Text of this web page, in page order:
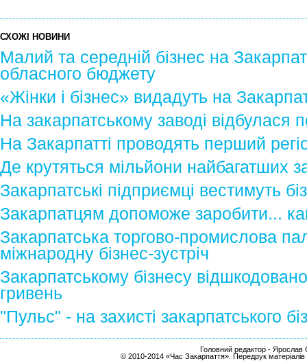
СХОЖІ НОВИНИ
Малий та середній бізнес на
обласного бюджету
«Жінки і бізнес» видадуть на
На закарпатському заводі відбулася
На Закарпатті проводять перший
Де крутяться мільйони найбагатших
Закарпатські підприємці вестимуть
Закарпатцям допоможе заробити...
Закарпатська торгово-промислова
міжнародну бізнес-зустріч
Закарпатському бізнесу
гривень
"Пульс" - на захисті закарпатського
Головний редактор - Ярослав
© 2010-2014 «Час Закарпаття». Передрук